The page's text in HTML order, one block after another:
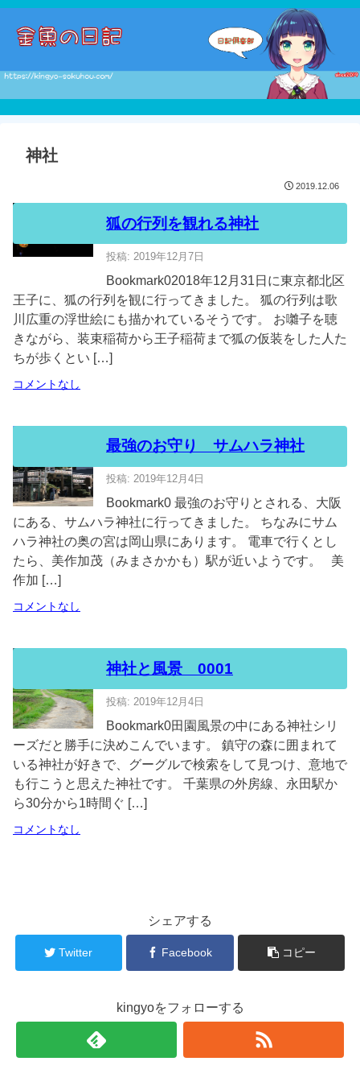
神社
2019.12.06
狐の行列を観れる神社
投稿: 2019年12月7日
Bookmark02018年12月31日に東京都北区
王子に、狐の行列を観に行ってきました。 狐の行列は歌
川広重の浮世絵にも描かれているそうです。 お囃子を聴
きながら、装束稲荷から王子稲荷まで狐の仮装をした人た
ちが歩くとい […]
コメントなし
最強のお守り サムハラ神社
投稿: 2019年12月4日
Bookmark0 最強のお守りとされる、大阪
にある、サムハラ神社に行ってきました。 ちなみにサム
ハラ神社の奥の宮は岡山県にあります。 電車で行くとし
たら、美作加茂（みまさかかも）駅が近いようです。 美
作加 […]
コメントなし
神社と風景 0001
投稿: 2019年12月4日
Bookmark0田園風景の中にある神社シリ
ーズだと勝手に決めこんでいます。 鎮守の森に囲まれて
いる神社が好きで、グーグルで検索をして見つけ、意地で
も行こうと思えた神社です。 千葉県の外房線、永田駅か
ら30分から1時間ぐ […]
コメントなし
シェアする
Twitter Facebook コピー
kingyoをフォローする